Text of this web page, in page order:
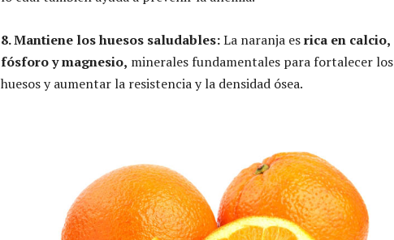
8. Mantiene los huesos saludables:La naranja esrica en calcio,
fósforo y magnesio, minerales fundamentales para fortalecer los
huesos y aumentar la resistencia y la densidad ósea.